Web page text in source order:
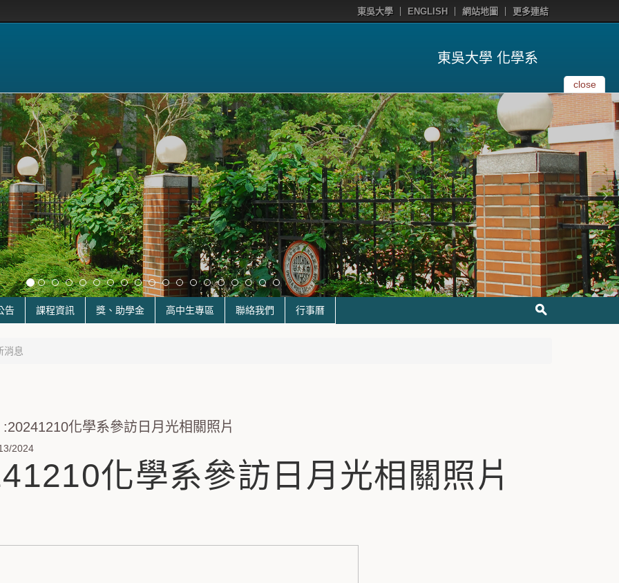
東吳大學 ENGLISH 網站地圖 更多連結
東吳大學 化學系
close
告 課程資訊 獎、助學金 高中生專區 聯絡我們 行事曆
消息
化學系參訪日月光相關照片
2024
化學系參訪日月光相關照片